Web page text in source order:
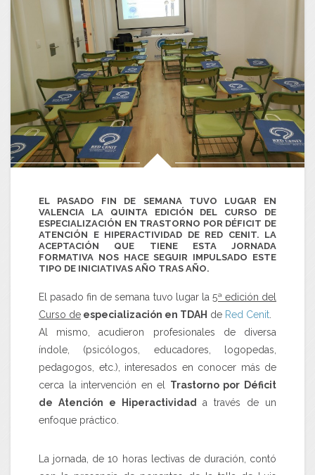
EL PASADO FIN DE SEMANA TUVO LUGAR EN
VALENCIA LA QUINTA EDICIÓN DEL CURSO DE
ESPECIALIZACIÓN EN TRASTORNO POR DÉFICIT DE
ATENCIÓN E HIPERACTIVIDAD DE RED CENIT. LA
ACEPTACIÓN QUE TIENE ESTA JORNADA
FORMATIVA NOS HACE SEGUIR IMPULSADO ESTE
TIPO DE INICIATIVAS AÑO TRAS AÑO.
El pasado fin de semana tuvo lugar la 5ª edición del
Curso de especialización en TDAH de Red Cenit
Al mismo, acudieron profesionales de diversa
índole, (psicólogos, educadores, logopedas,
pedagogos, etc.), interesados en conocer más de
cerca la intervención en el Trastorno por Déficit
de Atención e Hiperactividad
a través de un
enfoque práctico.
La jornada, de 10 horas lectivas de duración, contó